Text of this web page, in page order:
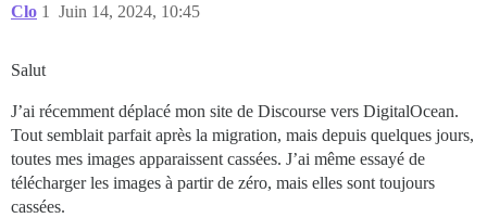
Clo Juin 14, 2024, 10:45
1
Salut
J’ai récemment déplacé mon site de Discourse vers DigitalOcean.
Tout semblait parfait après la migration, mais depuis quelques jours,
toutes mes images apparaissent cassées. J’ai même essayé de
télécharger les images à partir de zéro, mais elles sont toujours
cassées.